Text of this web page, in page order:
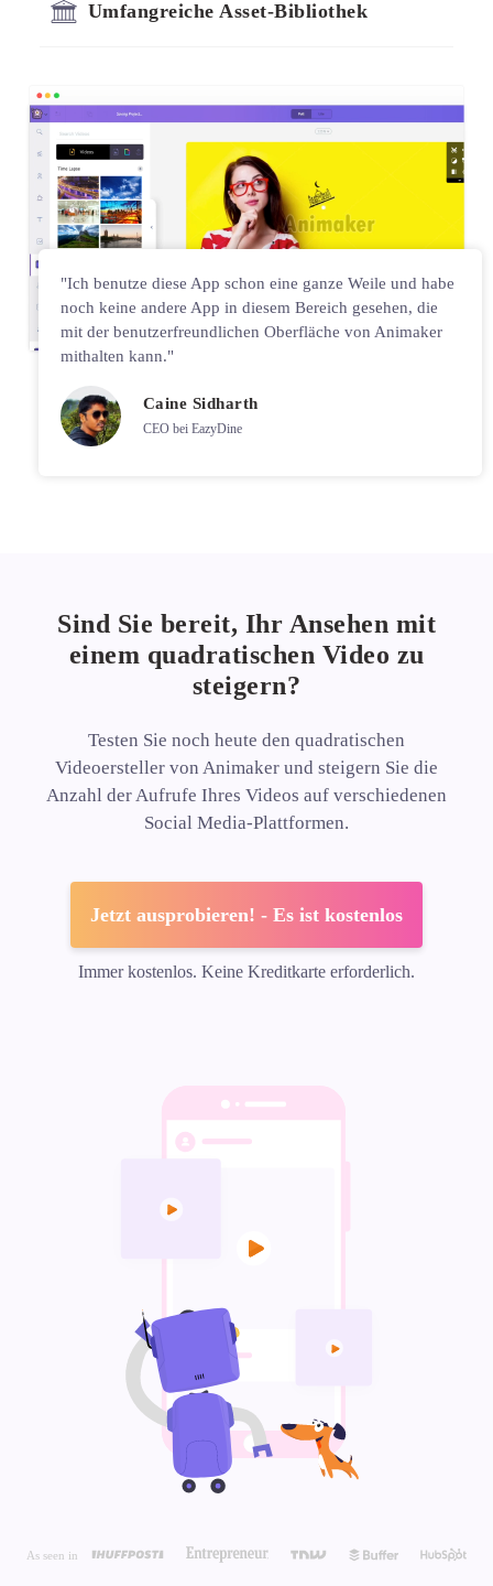
Umfangreiche Asset-Bibliothek
"Ich benutze diese App schon eine ganze Weile und habe
noch keine andere App in diesem Bereich gesehen, die
mit der benutzerfreundlichen Oberfläche von Animaker
mithalten kann."
Caine Sidharth
CEO bei EazyDine
Sind Sie bereit, Ihr Ansehen mit
einem quadratischen Video zu
steigern?
Testen Sie noch heute den quadratischen
Videoersteller von Animaker und steigern Sie die
Anzahl der Aufrufe Ihres Videos auf verschiedenen
Social Media-Plattformen.
Jetzt ausprobieren! - Es ist kostenlos
Immer kostenlos. Keine Kreditkarte erforderlich.